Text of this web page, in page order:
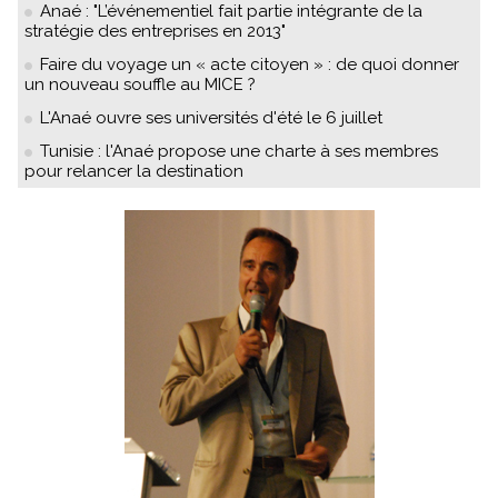
Anaé : "L’événementiel fait partie intégrante de la
stratégie des entreprises en 2013"
Faire du voyage un « acte citoyen » : de quoi donner
un nouveau souffle au MICE ?
L'Anaé ouvre ses universités d'été le 6 juillet
Tunisie : l'Anaé propose une charte à ses membres
pour relancer la destination